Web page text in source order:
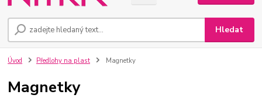
Hledat
Úvod Předlohy na plast Magnetky
Magnetky